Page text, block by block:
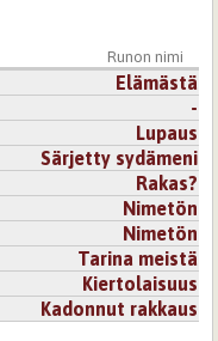
Runon nimi
Elämästä
-
Lupaus
Särjetty sydämeni
Rakas?
Nimetön
Nimetön
Tarina meistä
Kiertolaisuus
Kadonnut rakkaus